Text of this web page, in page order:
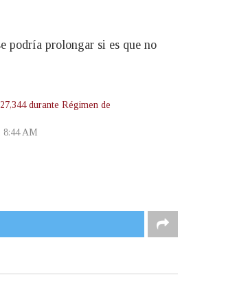
podría prolongar si es que no
durante Régimen de
8:44 AM